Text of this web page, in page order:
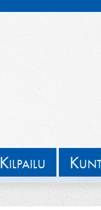
KILPAILU K